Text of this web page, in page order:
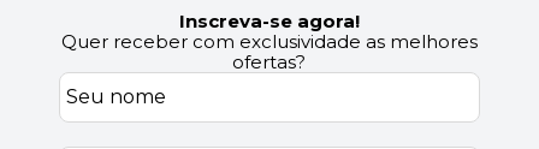
Inscreva-se agora!
Quer receber com exclusividade as melhores
ofertas?